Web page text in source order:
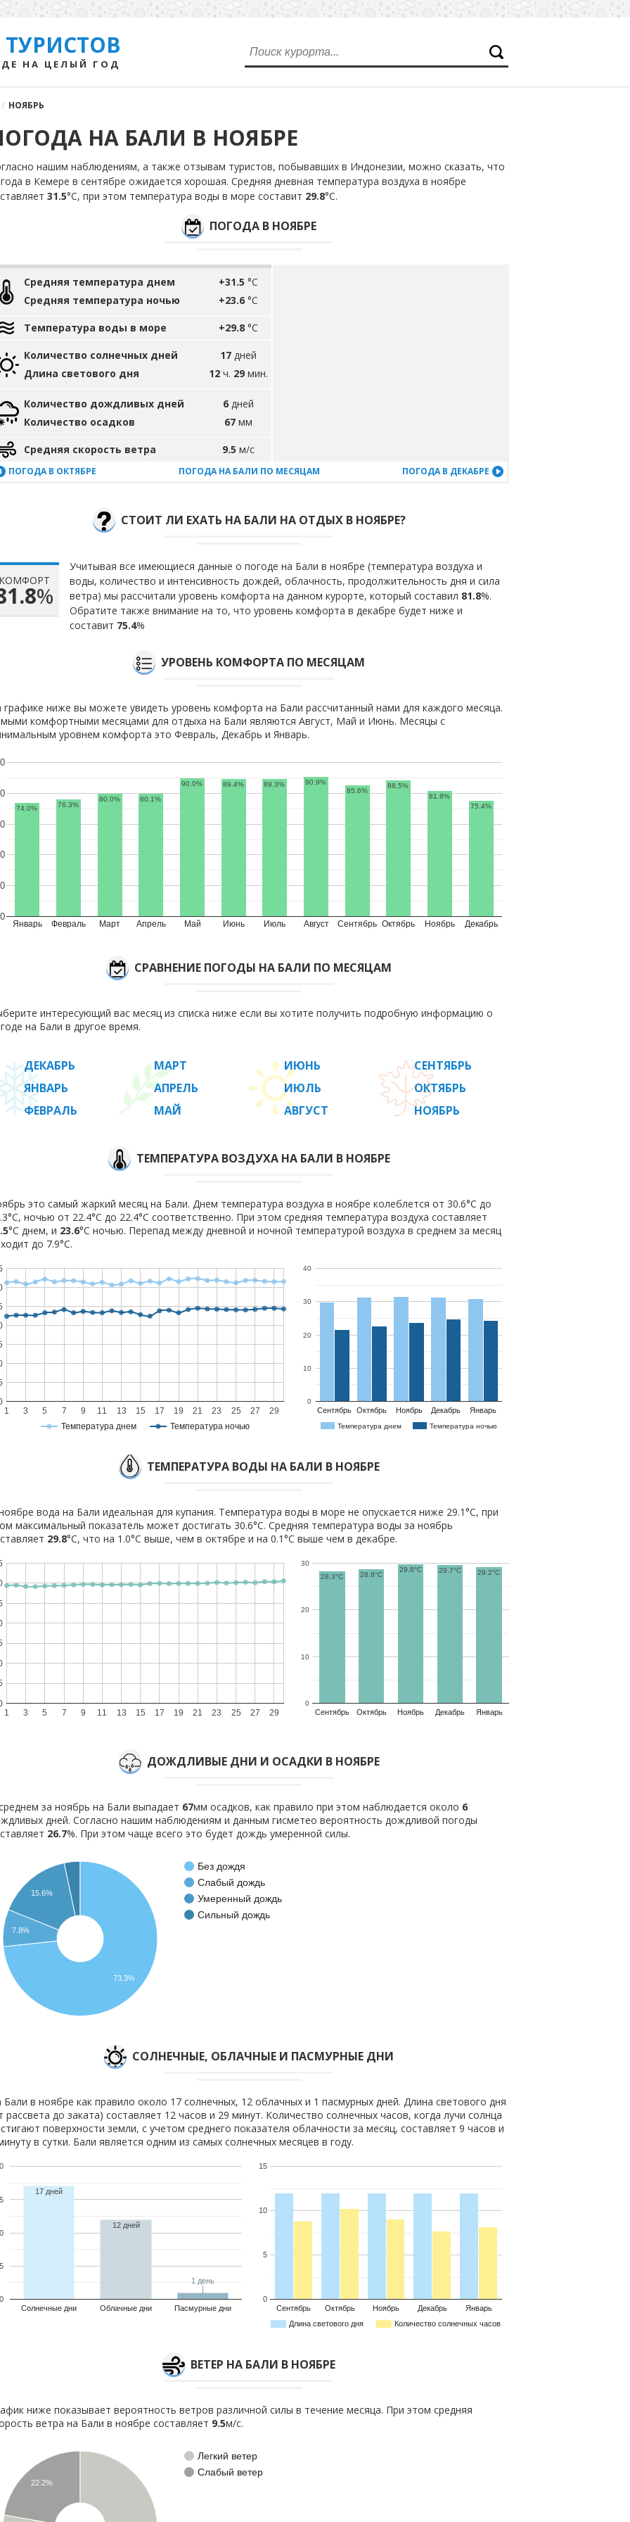
НА ЦЕЛЫЙ ГОД
/ НОЯБРЬ
НА БАЛИ В НОЯБРЕ
нашим наблюдениям, а также отзывам туристов, побывавших в Индонезии, можно сказать, что
в Кемере в сентябре ожидается хорошая. Средняя дневная температура воздуха в ноябре
31.5°С, при этом температура воды в море составит 29.8°С.
ПОГОДА В НОЯБРЕ
Средняя температура днем
Средняя температура ночью
+31.5 °C
+23.6 °C
Температура воды в море +29.8 °C
Количество солнечных дней
Длина светового дня
17 дней
12 ч. 29 мин.
Количество дождливых дней
Количество осадков
6 дней
67 мм
Средняя скорость ветра 9.5 м/с
ПОГОДА В ОКТЯБРЕ ПОГОДА НА БАЛИ ПО МЕСЯЦАМ ПОГОДА В ДЕКАБРЕ
СТОИТ ЛИ ЕХАТЬ НА БАЛИ НА ОТДЫХ В НОЯБРЕ?
КОМФОРТ
%
Учитывая все имеющиеся данные о погоде на Бали в ноябре (температура воздуха и
воды, количество и интенсивность дождей, облачность, продолжительность дня и сила
ветра) мы рассчитали уровень комфорта на данном курорте, который составил 81.8%.
Обратите также внимание на то, что уровень комфорта в декабре будет ниже и
составит 75.4%
УРОВЕНЬ КОМФОРТА ПО МЕСЯЦАМ
графике ниже вы можете увидеть уровень комфорта на Бали рассчитанный нами для каждого месяца.
комфортными месяцами для отдыха на Бали являются Август, Май и Июнь. Месяцы с
уровнем комфорта это Февраль, Декабрь и Январь.
Январь Февраль Март Апрель Май Июнь Июль Август Сентябрь Октябрь Ноябрь Декабрь
0
74.0% 76.3%
80.0% 80.1%
90.0% 89.4% 89.3%
90.9%
85.6%
88.5%
81.8%
75.4%
СРАВНЕНИЕ ПОГОДЫ НА БАЛИ ПО МЕСЯЦАМ
интересующий вас месяц из списка ниже если вы хотите получить подробную информацию о
на Бали в другое время.
ДЕКАБРЬ
ЯНВАРЬ
ФЕВРАЛЬ
МАРТ
АПРЕЛЬ
МАЙ
ИЮНЬ
ИЮЛЬ
АВГУСТ
СЕНТЯБРЬ
ОКТЯБРЬ
НОЯБРЬ
ТЕМПЕРАТУРА ВОЗДУХА НА БАЛИ В НОЯБРЕ
это самый жаркий месяц на Бали. Днем температура воздуха в ноябре колеблется от 30.6°C до
ночью от 22.4°C до 22.4°C соответственно. При этом средняя температура воздуха составляет
°C днем, и 23.6°C ночью. Перепад между дневной и ночной температурой воздуха в среднем за месяц
до 7.9°С.
Температура днем Температура ночью
1 3 5 7 9 11 13 15 17 19 21 23 25 27 29
Температура днем Температура ночью
Сентябрь Октябрь Ноябрь Декабрь Январь
0
10
20
30
40
ТЕМПЕРАТУРА ВОДЫ НА БАЛИ В НОЯБРЕ
вода на Бали идеальная для купания. Температура воды в море не опускается ниже 29.1°C, при
максимальный показатель может достигать 30.6°C. Средняя температура воды за ноябрь
29.8°C, что на 1.0°C выше, чем в октябре и на 0.1°C выше чем в декабре.
1 3 5 7 9 11 13 15 17 19 21 23 25 27 29 Сентябрь Октябрь Ноябрь Декабрь Январь
0
10
20
30
28.3°C
28.8°C
29.8°C 29.7°C 29.2°C
ДОЖДЛИВЫЕ ДНИ И ОСАДКИ В НОЯБРЕ
за ноябрь на Бали выпадает 67мм осадков, как правило при этом наблюдается около 6
дней. Согласно нашим наблюдениям и данным гисметео вероятность дождливой погоды
26.7%. При этом чаще всего это будет дождь умеренной силы.
Без дождя
Слабый дождь
Умеренный дождь
Сильный дождь
15.6%
7.8%
73.3%
CОЛНЕЧНЫЕ, ОБЛАЧНЫЕ И ПАСМУРНЫЕ ДНИ
Бали в ноябре как правило около 17 солнечных, 12 облачных и 1 пасмурных дней. Длина светового дня
рассвета до заката) составляет 12 часов и 29 минут. Количество солнечных часов, когда лучи солнца
поверхности земли, с учетом среднего показателя облачности за месяц, составляет 9 часов и
в сутки. Бали является одним из самых солнечных месяцев в году.
Солнечные дни Облачные дни Пасмурные дни
0
5
17 дней
12 дней
1 день
1 день
Длина светового дня Количество солнечных часов
Сентябрь Октябрь Ноябрь Декабрь Январь
0
5
10
15
ВЕТЕР НА БАЛИ В НОЯБРЕ
ниже показывает вероятность ветров различной силы в течение месяца. При этом средняя
ветра на Бали в ноябре составляет 9.5м/с.
Легкий ветер
Слабый ветер
22.2%